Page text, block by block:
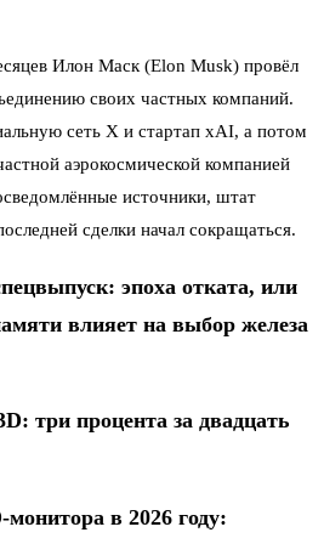
Илон Маск (Elon Musk) провёл
своих частных компаний.
сеть X и стартап xAI, а потом
аэрокосмической компанией
источники, штат
сделки начал сокращаться.
эпоха отката, или
влияет на выбор железа
три процента за двадцать
в 2026 году: